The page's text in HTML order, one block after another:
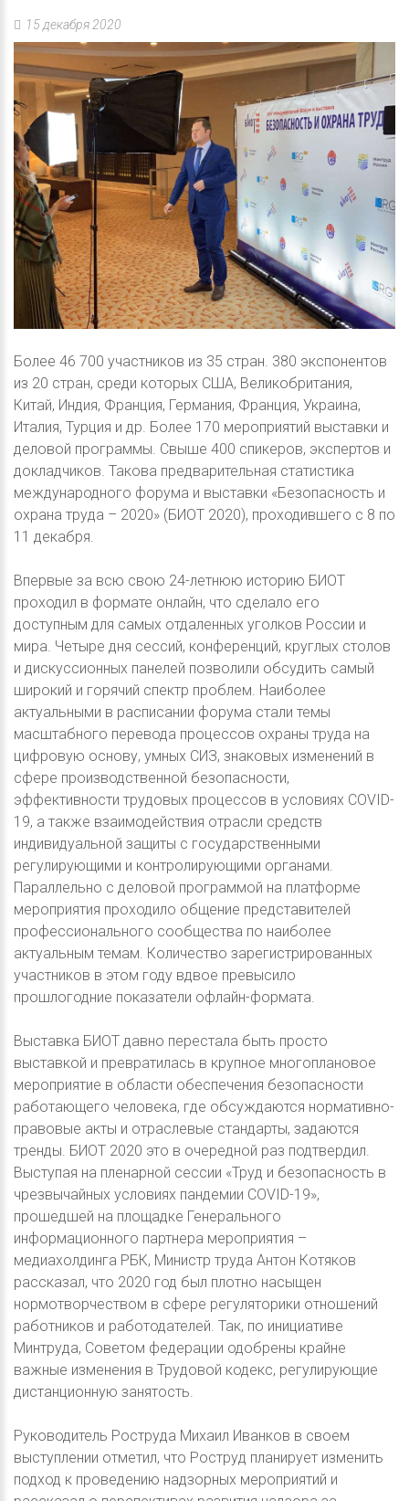
15 декабря 2020
Более 46 700 участников из 35 стран. 380 экспонентов
из 20 стран, среди которых США, Великобритания,
Китай, Индия, Франция, Германия, Франция, Украина,
Италия, Турция и др. Более 170 мероприятий выставки и
деловой программы. Свыше 400 спикеров, экспертов и
докладчиков. Такова предварительная статистика
международного форума и выставки «Безопасность и
охрана труда – 2020» (БИОТ 2020), проходившего с 8 по
11 декабря.
Впервые за всю свою 24-летнюю историю БИОТ
проходил в формате онлайн, что сделало его
доступным для самых отдаленных уголков России и
мира. Четыре дня сессий, конференций, круглых столов
и дискуссионных панелей позволили обсудить самый
широкий и горячий спектр проблем. Наиболее
актуальными в расписании форума стали темы
масштабного перевода процессов охраны труда на
цифровую основу, умных СИЗ, знаковых изменений в
сфере производственной безопасности,
эффективности трудовых процессов в условиях COVID-
19, а также взаимодействия отрасли средств
индивидуальной защиты с государственными
регулирующими и контролирующими органами.
Параллельно с деловой программой на платформе
мероприятия проходило общение представителей
профессионального сообщества по наиболее
актуальным темам. Количество зарегистрированных
участников в этом году вдвое превысило
прошлогодние показатели офлайн-формата.
Выставка БИОТ давно перестала быть просто
выставкой и превратилась в крупное многоплановое
мероприятие в области обеспечения безопасности
работающего человека, где обсуждаются нормативно-
правовые акты и отраслевые стандарты, задаются
тренды. БИОТ 2020 это в очередной раз подтвердил.
Выступая на пленарной сессии «Труд и безопасность в
чрезвычайных условиях пандемии COVID-19»,
прошедшей на площадке Генерального
информационного партнера мероприятия –
медиахолдинга РБК, Министр труда Антон Котяков
рассказал, что 2020 год был плотно насыщен
нормотворчеством в сфере регуляторики отношений
работников и работодателей. Так, по инициативе
Минтруда, Советом федерации одобрены крайне
важные изменения в Трудовой кодекс, регулирующие
дистанционную занятость.
Руководитель Роструда Михаил Иванков в своем
выступлении отметил, что Роструд планирует изменить
подход к проведению надзорных мероприятий и